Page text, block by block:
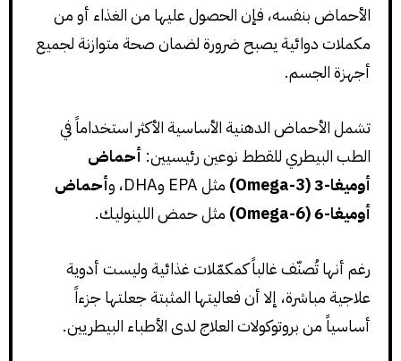
الأحماض بنفسه، فإن الحصول عليها من الغذاء أو من
مكملات دوائية يصبح ضرورة لضمان صحة متوازنة لجميع
أجهزة الجسم.
تشمل الأحماض الدهنية الأساسية الأكثر استخداماً في
الطب البيطري للقطط نوعين رئيسيين: أحماض
أوميغا-3 (Omega-3)
مثل EPA وDHA، و
أحماض
أوميغا-6 (Omega-6)
مثل حمض اللينوليك.
رغم أنها تُصنّف غالباً كمكمّلات غذائية وليست أدوية
علاجية مباشرة، إلا أن فعاليتها المثبتة جعلتها جزءاً
أساسياً من بروتوكولات العلاج لدى الأطباء البيطريين.